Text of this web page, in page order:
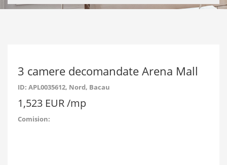
3 camere decomandate Arena Mall
ID: APL0035612, Nord, Bacau
1,523 EUR /mp
Comision: